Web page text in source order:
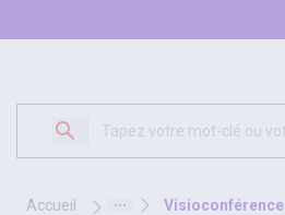
accueil visioconférence